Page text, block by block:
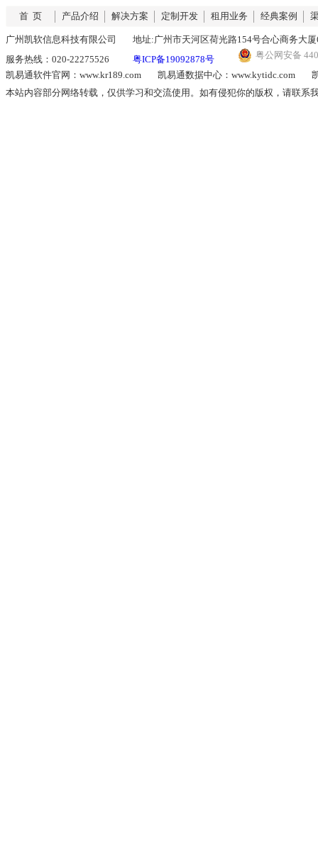
首 页 产品介绍 解决方案 定制开发 租用业务 经典案例
广州凯软信息科技有限公司
地址:广州市天河区荷光路154号合心商务大厦
服务热线：020-22275526
粤ICP备19092878号
粤公网安备
凯易通软件官网：www.kr189.com
凯易通数据中心：www.kytidc.com
本站内容部分网络转载，仅供学习和交流使用。如有侵犯你的版权，请联系